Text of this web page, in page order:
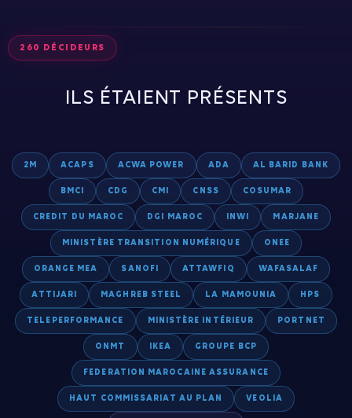
260 DÉCIDEURS
ILS ÉTAIENT PRÉSENTS
2M ACAPS ACWA POWER ADA AL BARID BANK
BMCI CDG CMI CNSS COSUMAR
CREDIT DU MAROC DGI MAROC INWI MARJANE
MINISTÈRE TRANSITION NUMÉRIQUE ONEE
ORANGE MEA SANOFI ATTAWFIQ WAFASALAF
ATTIJARI MAGHREB STEEL LA MAMOUNIA HPS
TELEPERFORMANCE MINISTÈRE INTÉRIEUR PORTNET
ONMT IKEA GROUPE BCP
FEDERATION MAROCAINE ASSURANCE
HAUT COMMISSARIAT AU PLAN VEOLIA